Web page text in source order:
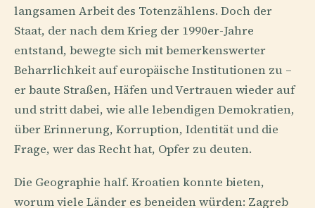
langsamen Arbeit des Totenzählens. Doch der
Staat, der nach dem Krieg der 1990er-Jahre
entstand, bewegte sich mit bemerkenswerter
Beharrlichkeit auf europäische Institutionen zu –
er baute Straßen, Häfen und Vertrauen wieder auf
und stritt dabei, wie alle lebendigen Demokratien,
über Erinnerung, Korruption, Identität und die
Frage, wer das Recht hat, Opfer zu deuten.
Die Geographie half. Kroatien konnte bieten,
worum viele Länder es beneiden würden: Zagreb